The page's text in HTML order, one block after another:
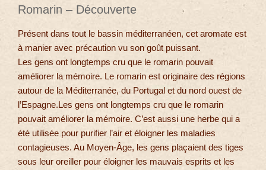
Romarin – Découverte
Présent dans tout le bassin méditerranéen, cet aromate est
à manier avec précaution vu son goût puissant.
Les gens ont longtemps cru que le romarin pouvait
améliorer la mémoire. Le romarin est originaire des régions
autour de la Méditerranée, du Portugal et du nord ouest de
l’Espagne.Les gens ont longtemps cru que le romarin
pouvait améliorer la mémoire. C’est aussi une herbe qui a
été utilisée pour purifier l’air et éloigner les maladies
contagieuses. Au Moyen-Âge, les gens plaçaient des tiges
sous leur oreiller pour éloigner les mauvais esprits et les